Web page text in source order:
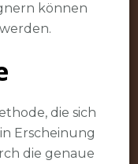
können
die sich
Erscheinung
die genaue